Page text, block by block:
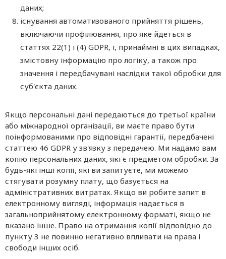
даних;
існування автоматизованого прийняття рішень,
включаючи профілювання, про яке йдеться в
статтях 22(1) і (4) GDPR, і, принаймні в цих випадках,
змістовну інформацію про логіку, а також про
значення і передбачувані наслідки такої обробки для
суб'єкта даних.
Якщо персональні дані передаються до третьої країни
або міжнародної організації, ви маєте право бути
поінформованими про відповідні гарантії, передбачені
статтею 46 GDPR у зв'язку з передачею. Ми надамо вам
копію персональних даних, які є предметом обробки. За
будь-які інші копії, які ви запитуєте, ми можемо
стягувати розумну плату, що базується на
адміністративних витратах. Якщо ви робите запит в
електронному вигляді, інформація надається в
загальноприйнятому електронному форматі, якщо не
вказано інше. Право на отримання копії відповідно до
пункту 3 не повинно негативно впливати на права і
свободи інших осіб.